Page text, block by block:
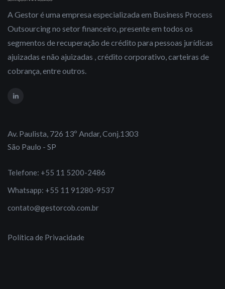
A Gestor é uma empresa especializada em Business Process
Outsourcing no setor financeiro, presente em todos os
segmentos de recuperação de crédito para pessoas jurídicas
ajuizadas e não ajuizadas , crédito corporativo, carteiras de
cobrança, entre outros.
Av. Paulista, 726 13º Andar, Conj.1303
São Paulo - SP
Telefone: +55 11 5200-2486
Whatsapp: +55 11 91280-9537
contato@gestorcob.com.br
Política de Privacidade